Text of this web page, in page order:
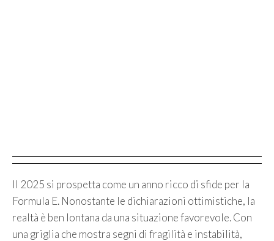
Il 2025 si prospetta come un anno ricco di sfide per la
Formula E. Nonostante le dichiarazioni ottimistiche, la
realtà è ben lontana da una situazione favorevole. Con
una griglia che mostra segni di fragilità e instabilità,